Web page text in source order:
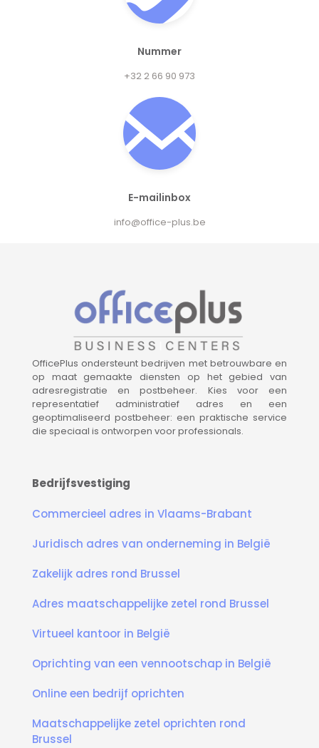
Nummer
+32 2 66 90 973
E-mailinbox
info@office-plus.be
OfficePlus ondersteunt bedrijven met betrouwbare en
op maat gemaakte diensten op het gebied van
adresregistratie en postbeheer. Kies voor een
representatief administratief adres en een
geoptimaliseerd postbeheer: een praktische service
die speciaal is ontworpen voor professionals.
Bedrijfsvestiging
Commercieel adres in Vlaams-Brabant
Juridisch adres van onderneming in België
Zakelijk adres rond Brussel
Adres maatschappelijke zetel rond Brussel
Virtueel kantoor in België
Oprichting van een vennootschap in België
Online een bedrijf oprichten
Maatschappelijke zetel oprichten rond
Brussel